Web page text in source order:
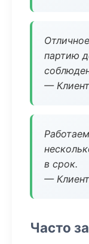
партию
—
в срок.
—
Часто